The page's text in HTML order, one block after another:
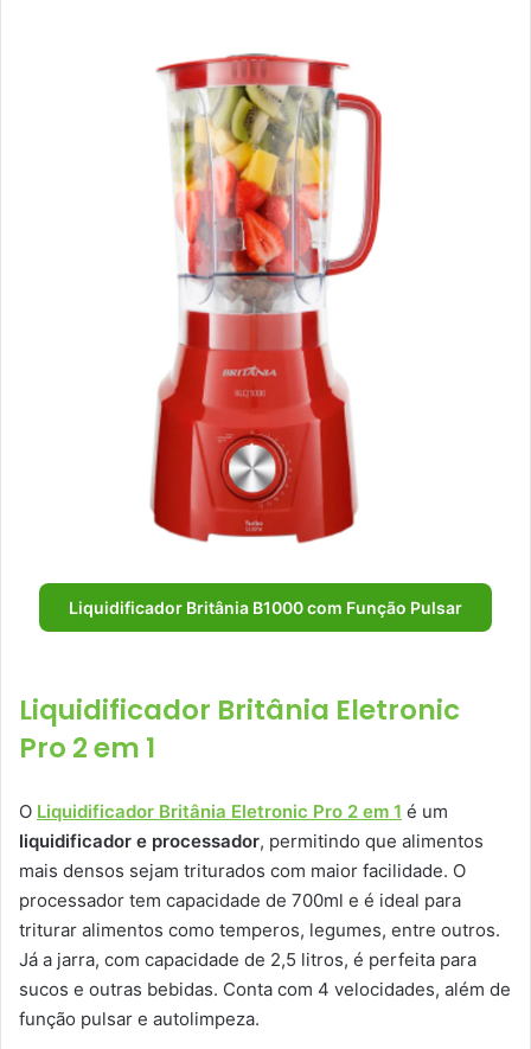
Liquidificador Britânia B1000 com Função Pulsar
Liquidificador Britânia Eletronic
Pro 2 em 1
O Liquidificador Britânia Eletronic Pro 2 em 1 é um
liquidificador e processador, permitindo que alimentos
mais densos sejam triturados com maior facilidade. O
processador tem capacidade de 700ml e é ideal para
triturar alimentos como temperos, legumes, entre outros.
Já a jarra, com capacidade de 2,5 litros, é perfeita para
sucos e outras bebidas. Conta com 4 velocidades, além de
função pulsar e autolimpeza.